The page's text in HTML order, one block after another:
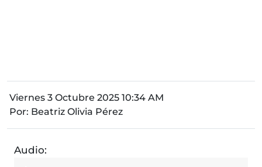
Viernes 3 Octubre 2025 10:34 AM
Por: Beatriz Olivia Pérez
Audio: